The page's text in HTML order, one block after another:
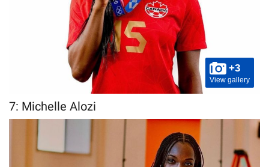
+3
View gallery
7: Michelle Alozi